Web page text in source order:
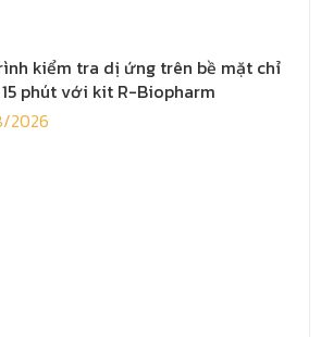
kiểm tra dị ứng trên bề mặt chỉ
phút với kit R-Biopharm
2026